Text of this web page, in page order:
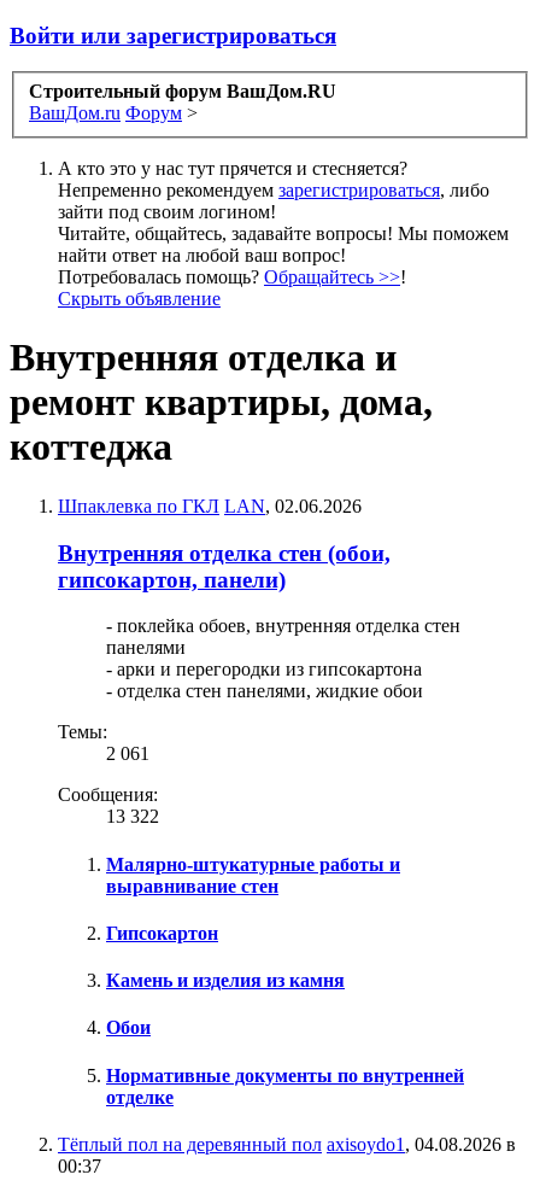
Войти или зарегистрироваться
Строительный форум ВашДом.RU
ВашДом.ru Форум >
А кто это у нас тут прячется и стесняется?
Непременно рекомендуем зарегистрироваться, либо
зайти под своим логином!
Читайте, общайтесь, задавайте вопросы! Мы поможем
найти ответ на любой ваш вопрос!
Потребовалась помощь? Обращайтесь >>!
Скрыть объявление
Внутренняя отделка и
ремонт квартиры, дома,
коттеджа
Шпаклевка по ГКЛ LAN, 02.06.2026
Внутренняя отделка стен (обои,
гипсокартон, панели)
- поклейка обоев, внутренняя отделка стен
панелями
- арки и перегородки из гипсокартона
- отделка стен панелями, жидкие обои
Темы:
2 061
Сообщения:
13 322
Малярно-штукатурные работы и
выравнивание стен
Гипсокартон
Камень и изделия из камня
Обои
Нормативные документы по внутренней
отделке
Тёплый пол на деревянный пол axisoydo1 , 04.08.2026 в
00:37